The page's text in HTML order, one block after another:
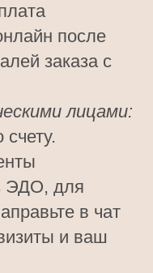
после
заказа с
лицами:
ЭДО, для
в чат
и ваш